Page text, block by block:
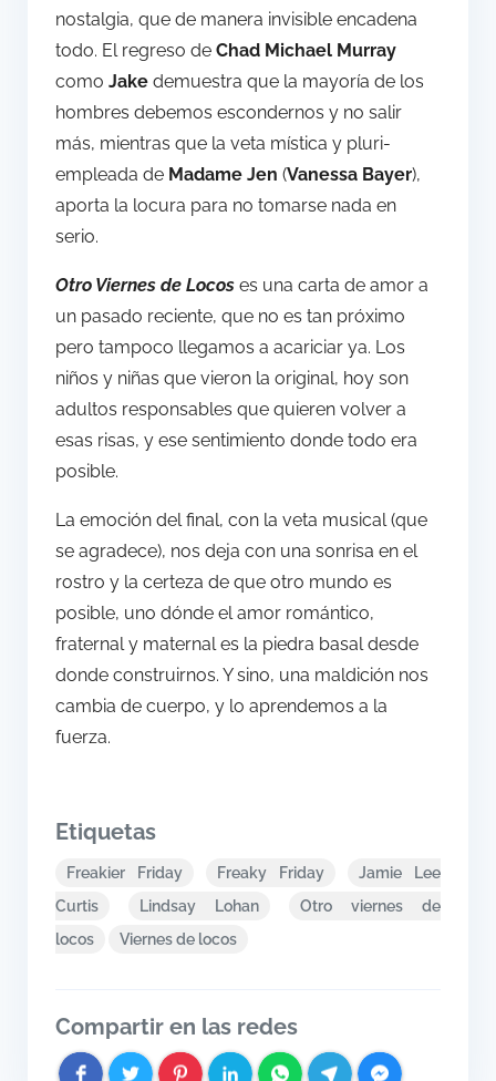
nostalgia, que de manera invisible encadena
todo. El regreso de Chad Michael Murray
como Jake demuestra que la mayoría de los
hombres debemos escondernos y no salir
más, mientras que la veta mística y pluri-
empleada de Madame Jen (Vanessa Bayer),
aporta la locura para no tomarse nada en
serio.
Otro Viernes de Locos es una carta de amor a
un pasado reciente, que no es tan próximo
pero tampoco llegamos a acariciar ya. Los
niños y niñas que vieron la original, hoy son
adultos responsables que quieren volver a
esas risas, y ese sentimiento donde todo era
posible.
La emoción del final, con la veta musical (que
se agradece), nos deja con una sonrisa en el
rostro y la certeza de que otro mundo es
posible, uno dónde el amor romántico,
fraternal y maternal es la piedra basal desde
donde construirnos. Y sino, una maldición nos
cambia de cuerpo, y lo aprendemos a la
fuerza.
Etiquetas
Freakier Friday Freaky Friday
Jamie Lee
Curtis
Lindsay Lohan
Otro viernes de
locos
Viernes de locos
Compartir en las redes